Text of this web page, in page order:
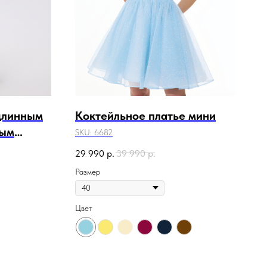
Коктейльное платье мини
SKU: 6682
29 990 р. 39 990 р.
Размер
Цвет